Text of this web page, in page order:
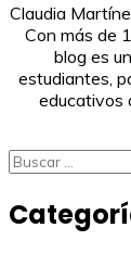
Claudia
Con más de
blog es
estudiantes,
educativos
Buscar: